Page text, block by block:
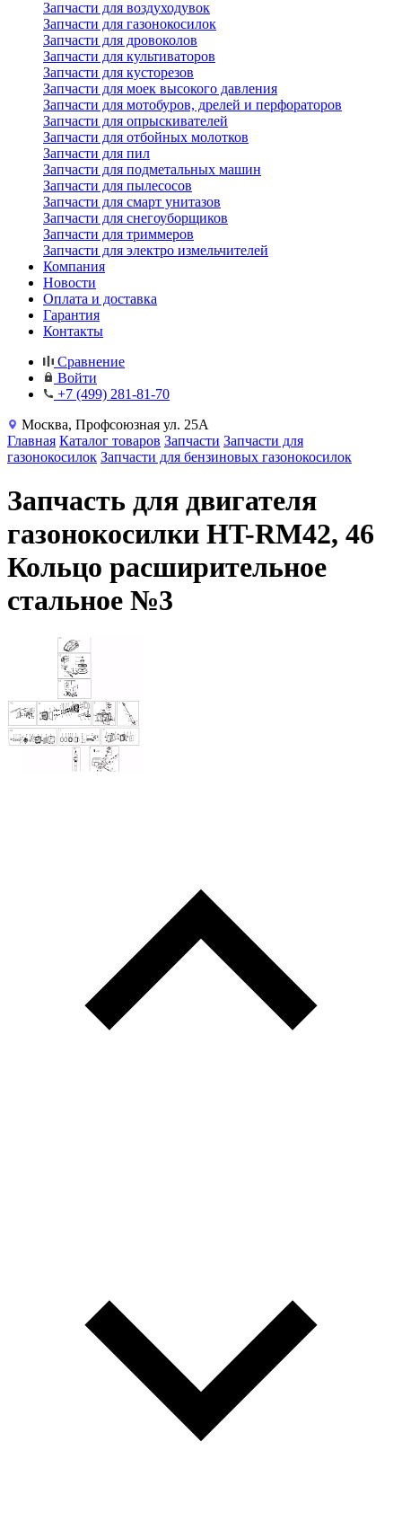
Запчасти для воздуходувок
Запчасти для газонокосилок
Запчасти для дровоколов
Запчасти для культиваторов
Запчасти для кусторезов
Запчасти для моек высокого давления
Запчасти для мотобуров, дрелей и перфораторов
Запчасти для опрыскивателей
Запчасти для отбойных молотков
Запчасти для пил
Запчасти для подметальных машин
Запчасти для пылесосов
Запчасти для смарт унитазов
Запчасти для снегоуборщиков
Запчасти для триммеров
Запчасти для электро измельчителей
Компания
Новости
Оплата и доставка
Гарантия
Контакты
Сравнение
Войти
+7 (499) 281-81-70
Москва, Профсоюзная ул. 25А
Главная Каталог товаров Запчасти Запчасти для
газонокосилок Запчасти для бензиновых газонокосилок
Запчасть для двигателя
газонокосилки HT-RM42, 46
Кольцо расширительное
стальное №3